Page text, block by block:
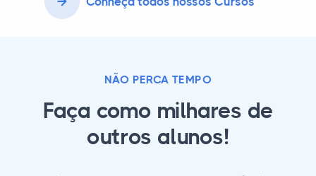
NÃO PERCA TEMPO
Faça como milhares de
outros alunos!